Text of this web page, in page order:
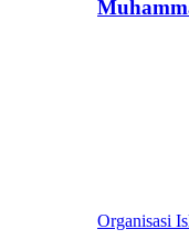
Organisasi